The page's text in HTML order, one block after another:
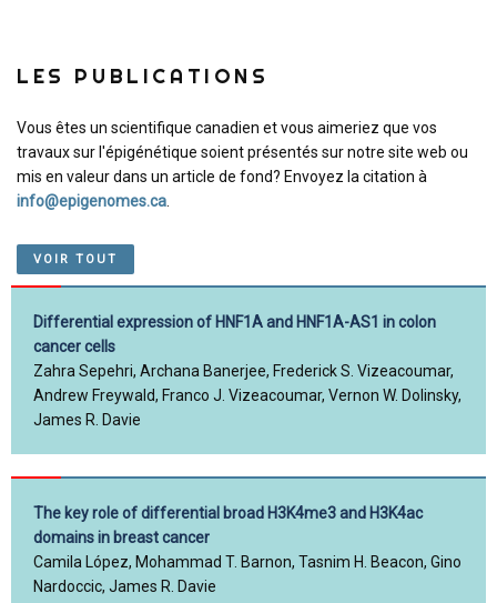
LES PUBLICATIONS
Vous êtes un scientifique canadien et vous aimeriez que vos
travaux sur l'épigénétique soient présentés sur notre site web ou
mis en valeur dans un article de fond? Envoyez la citation à
info@epigenomes.ca.
VOIR TOUT
Differential expression of HNF1A and HNF1A-AS1 in colon
cancer cells
Zahra Sepehri, Archana Banerjee, Frederick S. Vizeacoumar,
Andrew Freywald, Franco J. Vizeacoumar, Vernon W. Dolinsky,
James R. Davie
The key role of differential broad H3K4me3 and H3K4ac
domains in breast cancer
Camila López, Mohammad T. Barnon, Tasnim H. Beacon, Gino
Nardoccic, James R. Davie